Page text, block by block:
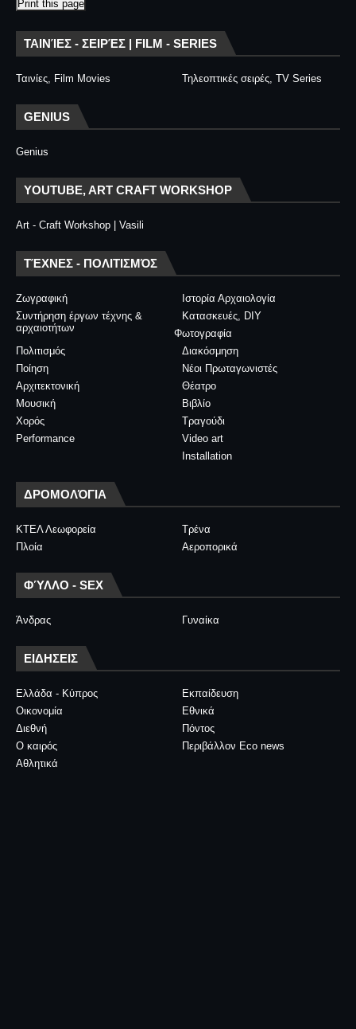
Print this page
ΤΑΙΝΊΕΣ - ΣΕΙΡΈΣ | FILM - SERIES
Ταινίες, Film Movies Τηλεοπτικές σειρές, TV Series
GENIUS
Genius
YOUTUBE, ART CRAFT WORKSHOP
Art - Craft Workshop | Vasili
ΤΈΧΝΕΣ - ΠΟΛΙΤΙΣΜΌΣ
Ζωγραφική
Ιστορία Αρχαιολογία
Συντήρηση έργων τέχνης &
αρχαιοτήτων
Κατασκευές, DIY
Φωτογραφία
Διακόσμηση
Πολιτισμός
Νέοι Πρωταγωνιστές
Ποίηση
Θέατρο
Αρχιτεκτονική
Βιβλίο
Μουσική
Τραγούδι
Χορός
Video art
Performance
Installation
ΔΡΟΜΟΛΌΓΙΑ
ΚΤΕΛ Λεωφορεία
Τρένα
Πλοία
Αεροπορικά
ΦΎΛΛΟ - SEX
Άνδρας Γυναίκα
ΕΙΔΗΣΕΙΣ
Ελλάδα - Κύπρος
Εκπαίδευση
Οικονομία
Εθνικά
Διεθνή
Πόντος
Ο καιρός
Περιβάλλον Eco news
Αθλητικά